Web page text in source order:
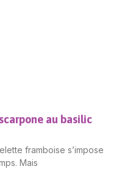
au basilic
framboise s’impose
Mais